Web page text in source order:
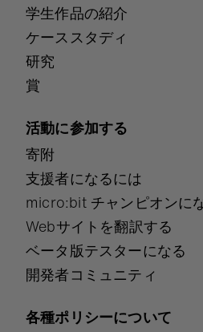
学生作品の紹介
ケーススタディ
研究
賞
活動に参加する
寄附
支援者になるには
micro:bit チャンピオンに
Webサイトを翻訳する
ベータ版テスターになる
開発者コミュニティ
各種ポリシーについて